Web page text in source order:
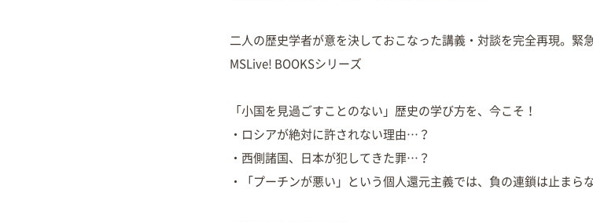
二人の歴史学者が意を決しておこなった講義・対談を完全再現。緊
MSLive! BOOKSシリーズ
「小国を見過ごすことのない」歴史の学び方を、今こそ！
・ロシアが絶対に許されない理由…？
・西側諸国、日本が犯してきた罪…？
・「プーチンが悪い」という個人還元主義では、負の連鎖は止まら